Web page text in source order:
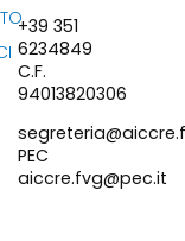
+39 351
6234849
C.F.
94013820306
PEC
aiccre.fvg@pec.it